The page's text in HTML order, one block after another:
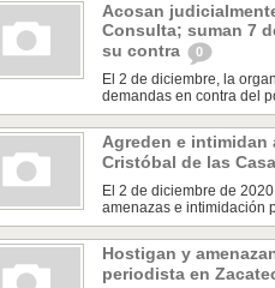
Acosan
Consulta; suman 7
su contra
0
El 2 de diciembre, la
demandas en contra del
Agreden e intimidan
Cristóbal de las
El 2 de diciembre de
amenazas e intimidación
Hostigan y
periodista en